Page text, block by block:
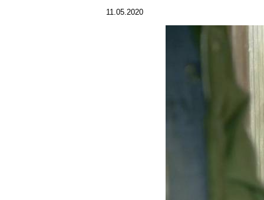
11.05.2020